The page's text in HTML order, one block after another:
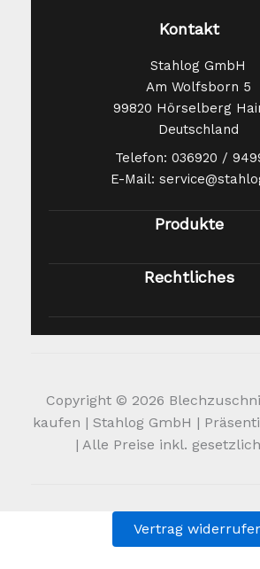
Kontakt
Stahlog GmbH
Am Wolfsborn 5
99820 Hörselberg
Deutschland
Telefon: 036920 /
E-Mail:
Produkte
Rechtliches
Copyright © 2026
kaufen | Stahlog GmbH |
| Alle Preise inkl.
Vertrag